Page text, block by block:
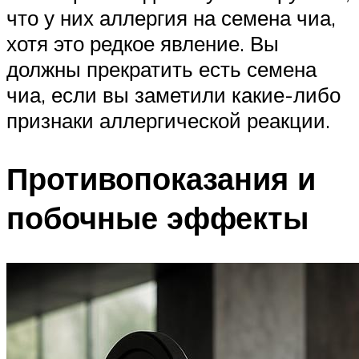
что у них аллергия на семена чиа,
хотя это редкое явление. Вы
должны прекратить есть семена
чиа, если вы заметили какие-либо
признаки аллергической реакции.
Противопоказания и
побочные эффекты